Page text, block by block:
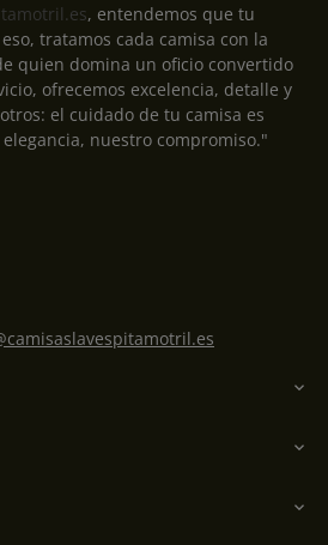
, entendemos que tu
tratamos cada camisa con la
quien domina un oficio convertido
ofrecemos excelencia, detalle y
el cuidado de tu camisa es
nuestro compromiso."


